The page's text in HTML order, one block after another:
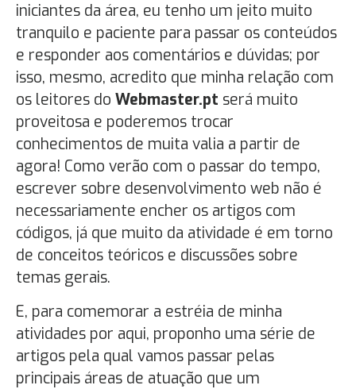
iniciantes da área, eu tenho um jeito muito
tranquilo e paciente para passar os conteúdos
e responder aos comentários e dúvidas; por
isso, mesmo, acredito que minha relação com
os leitores do Webmaster.pt será muito
proveitosa e poderemos trocar
conhecimentos de muita valia a partir de
agora! Como verão com o passar do tempo,
escrever sobre desenvolvimento web não é
necessariamente encher os artigos com
códigos, já que muito da atividade é em torno
de conceitos teóricos e discussões sobre
temas gerais.
E, para comemorar a estréia de minha
atividades por aqui, proponho uma série de
artigos pela qual vamos passar pelas
principais áreas de atuação que um